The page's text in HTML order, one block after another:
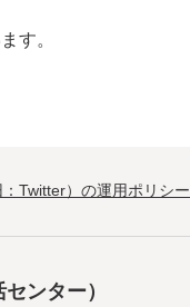
す。
：Twitter）の運用ポリシー
ンター）